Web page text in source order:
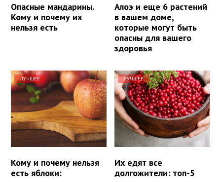
Опасные мандарины.
Кому и почему их
нельзя есть
Алоэ и еще 6 растений
в вашем доме,
которые могут быть
опасны для вашего
здоровья
ЛУЧШЕЕ
Кому и почему нельзя
есть яблоки:
ЛУЧШЕЕ
Их едят все
долгожители: топ-5